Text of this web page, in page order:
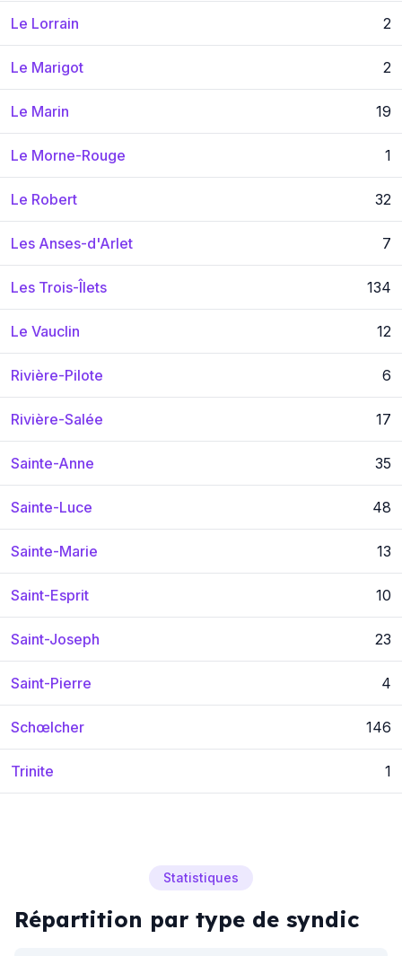
Le Lorrain 2
Le Marigot 2
Le Marin 19
Le Morne-Rouge 1
Le Robert 32
Les Anses-d'Arlet 7
Les Trois-Îlets 134
Le Vauclin 12
Rivière-Pilote 6
Rivière-Salée 17
Sainte-Anne 35
Sainte-Luce 48
Sainte-Marie 13
Saint-Esprit 10
Saint-Joseph 23
Saint-Pierre 4
Schœlcher 146
Trinite 1
Statistiques
Répartition par type de syndic